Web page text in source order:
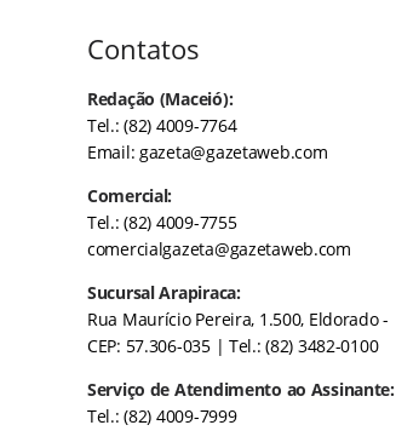
Contatos
Redação (Maceió):
Tel.: (82) 4009-7764
Email:gazeta@gazetaweb.com
Comercial:
Tel.: (82) 4009-7755
comercialgazeta@gazetaweb.com
Sucursal Arapiraca:
Rua Maurício Pereira, 1.500, Eldorado -
CEP: 57.306-035 | Tel.: (82) 3482-0100
Serviço de Atendimento ao Assinante:
Tel.: (82) 4009-7999